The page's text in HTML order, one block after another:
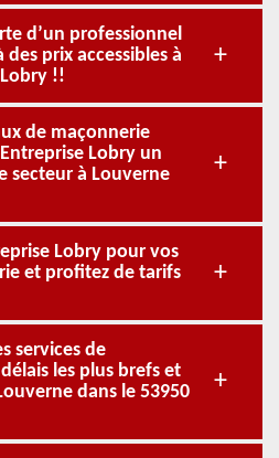
d’un professionnel
prix accessibles à
!!
de maçonnerie
Lobry un
secteur à Louverne
Lobry pour vos
et profitez de tarifs
services de
les plus brefs et
dans le 53950